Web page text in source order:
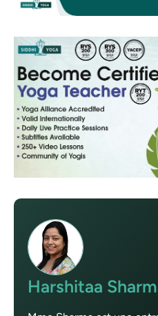
Harshitaa